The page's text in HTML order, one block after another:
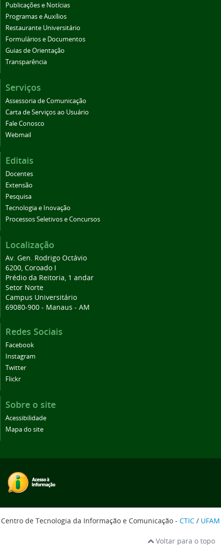
Publicações e Notícias
Programas e Auxílios
Restaurante Universitário
Formulários e Documentos
Guias de Orientação
Transparência
Serviços
Assessoria de Comunicação
Carta de Serviços ao Usuário
Fale Conosco
Webmail
Editais
Docentes
Extensão
Pesquisa
Tecnologia e Inovação
Processos Seletivos e Concursos
Localização
Av. Gen. Rodrigo Octávio
6200, Coroado I
Prédio da Reitoria, 1 andar
Setor Norte
Campus Universitário
69080-900 - Manaus - AM
Redes Sociais
Facebook
Instagram
Twitter
Flickr
Sobre o site
Acessibilidade
Mapa do site
Centro de Tecnologia da Informação e Comunicação - CTIC / UFAM
Voltar para o topo